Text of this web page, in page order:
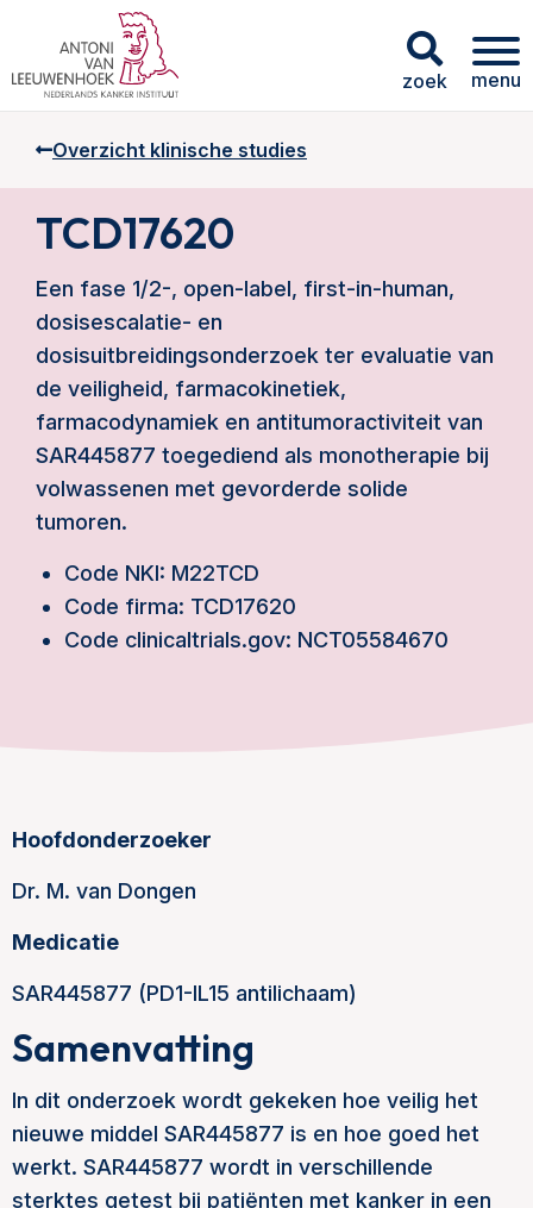
zoek menu
Overzicht klinische studies
TCD17620
Een fase 1/2-, open-label, first-in-human,
dosisescalatie- en
dosisuitbreidingsonderzoek ter evaluatie van
de veiligheid, farmacokinetiek,
farmacodynamiek en antitumoractiviteit van
SAR445877 toegediend als monotherapie bij
volwassenen met gevorderde solide
tumoren.
Code NKI: M22TCD
Code firma: TCD17620
Code clinicaltrials.gov: NCT05584670
Hoofdonderzoeker
Dr. M. van Dongen
Medicatie
SAR445877 (PD1-IL15 antilichaam)
Samenvatting
In dit onderzoek wordt gekeken hoe veilig het
nieuwe middel SAR445877 is en hoe goed het
werkt. SAR445877 wordt in verschillende
sterktes getest bij patiënten met kanker in een